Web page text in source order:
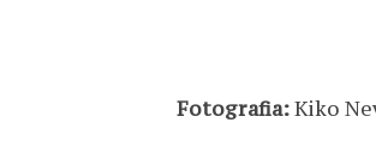
Fotografia:Kiko